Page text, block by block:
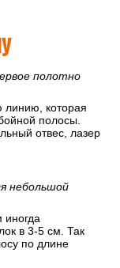
полотно
линию, которая
полосы.
отвес, лазер
небольшой
иногда
в 3-5 см. Так
по длине